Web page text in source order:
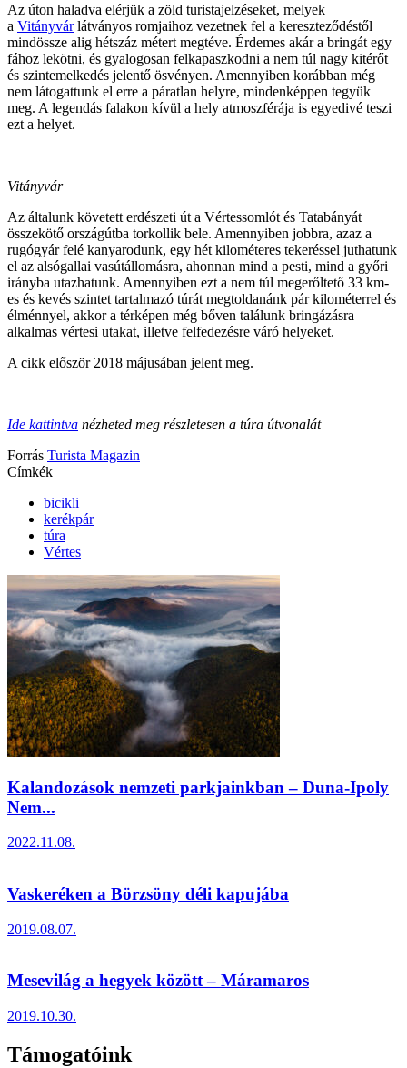
Az úton haladva elérjük a zöld turistajelzéseket, melyek
a Vitányvárlátványos romjaihoz vezetnek fel a kereszteződéstől
mindössze alig hétszáz métert megtéve. Érdemes akár a bringát egy
fához lekötni, és gyalogosan felkapaszkodni a nem túl nagy kitérőt
és szintemelkedés jelentő ösvényen. Amennyiben korábban még
nem látogattunk el erre a páratlan helyre, mindenképpen tegyük
meg. A legendás falakon kívül a hely atmoszférája is egyedivé teszi
ezt a helyet.
Vitányvár
Az általunk követett erdészeti út a Vértessomlót és Tatabányát
összekötő országútba torkollik bele. Amennyiben jobbra, azaz a
rugógyár felé kanyarodunk, egy hét kilométeres tekeréssel juthatunk
el az alsógallai vasútállomásra, ahonnan mind a pesti, mind a győri
irányba utazhatunk. Amennyiben ezt a nem túl megerőltető 33 km-
es és kevés szintet tartalmazó túrát megtoldanánk pár kilométerrel és
élménnyel, akkor a térképen még bőven találunk bringázásra
alkalmas vértesi utakat, illetve felfedezésre váró helyeket.
A cikk először 2018 májusában jelent meg.
Ide kattintva nézheted meg részletesen a túra útvonalát
Forrás Turista Magazin
Címkék
bicikli
kerékpár
túra
Vértes
Kalandozások nemzeti parkjainkban – Duna-Ipoly
Nem...
2022.11.08.
Vaskeréken a Börzsöny déli kapujába
2019.08.07.
Mesevilág a hegyek között – Máramaros
2019.10.30.
Támogatóink